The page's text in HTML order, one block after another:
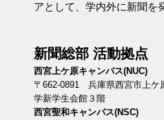
アとして、学内外に新聞を
新聞総部 活動拠点
西宮上ケ原キャンパス(NUC)
〒662-0891 兵庫県西宮市上
学新学生会館３階
西宮聖和キャンパス(NSC)